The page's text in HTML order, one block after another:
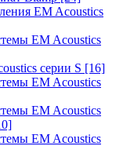
EM Acoustics
EM Acoustics
серии S [16]
EM Acoustics
EM Acoustics
EM Acoustics